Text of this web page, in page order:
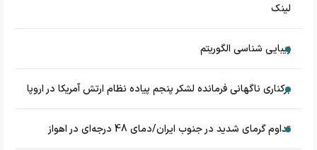
لینک
زیبایی شناسی الگوریتم
برکناری ناگهانی فرمانده لشکر پنجم پیاده‌ نظام ارتش آمریکا در اروپا
تداوم گرمای شدید در جنوب ایران/دمای 48 درجه‌ای در اهواز